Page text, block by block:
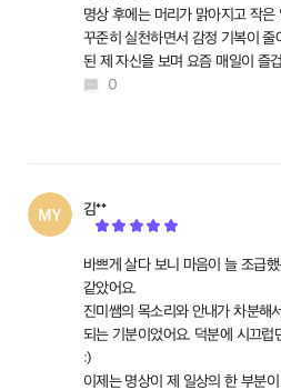
명상 후에는 머리가 맑아지고 작
꾸준히 실천하면서 감정 기복이 줄
된 제 자신을 보며 요즘 매일이 즐
0
김**
바쁘게 살다 보니 마음이 늘 조급
같았어요.
진미쌤의 목소리와 안내가 차분해
되는 기분이었어요. 덕분에 시끄
:)
이제는 명상이 제 일상의 한 부분